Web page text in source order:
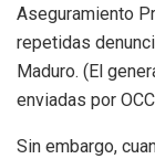
Aseguramiento
repetidas
Maduro. (El
enviadas por
Sin embargo,